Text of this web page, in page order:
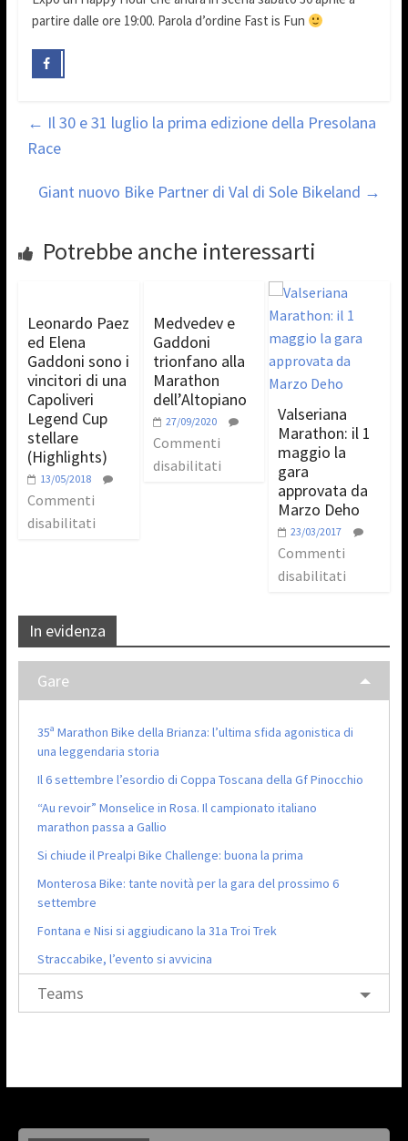
partire dalle ore 19:00. Parola d’ordine Fast is Fun
← Il 30 e 31 luglio la prima edizione della Presolana
Race
Giant nuovo Bike Partner di Val di Sole Bikeland →
Potrebbe anche interessarti
Leonardo Paez
ed Elena
Gaddoni sono i
vincitori di una
Capoliveri
Legend Cup
stellare
(Highlights)
13/05/2018
Commenti
disabilitati
Medvedev e
Gaddoni
trionfano alla
Marathon
dell’Altopiano
27/09/2020
Commenti
disabilitati
Valseriana
Marathon: il 1
maggio la
gara
approvata da
Marzo Deho
23/03/2017
Commenti
disabilitati
In evidenza
Gare
35ª Marathon Bike della Brianza: l’ultima sfida agonistica di
una leggendaria storia
Il 6 settembre l’esordio di Coppa Toscana della Gf Pinocchio
“Au revoir” Monselice in Rosa. Il campionato italiano
marathon passa a Gallio
Si chiude il Prealpi Bike Challenge: buona la prima
Monterosa Bike: tante novità per la gara del prossimo 6
settembre
Fontana e Nisi si aggiudicano la 31a Troi Trek
Straccabike, l’evento si avvicina
Teams